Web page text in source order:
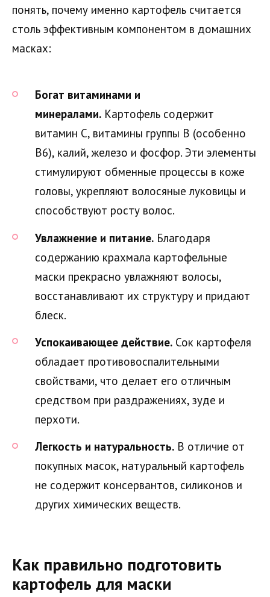
понять, почему именно картофель считается
столь эффективным компонентом в домашних
масках:
Богат витаминами и
минералами. Картофель содержит
витамин C, витамины группы B (особенно
B6), калий, железо и фосфор. Эти элементы
стимулируют обменные процессы в коже
головы, укрепляют волосяные луковицы и
способствуют росту волос.
Увлажнение и питание. Благодаря
содержанию крахмала картофельные
маски прекрасно увлажняют волосы,
восстанавливают их структуру и придают
блеск.
Успокаивающее действие. Сок картофеля
обладает противовоспалительными
свойствами, что делает его отличным
средством при раздражениях, зуде и
перхоти.
Легкость и натуральность. В отличие от
покупных масок, натуральный картофель
не содержит консервантов, силиконов и
других химических веществ.
Как правильно подготовить
картофель для маски